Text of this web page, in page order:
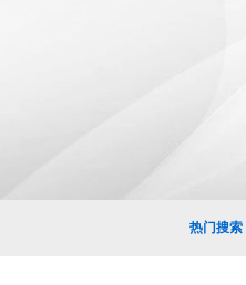
热门搜索